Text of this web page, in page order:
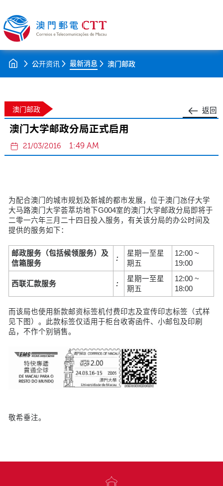
公开资讯 最新消息 澳门邮政
返回
澳门邮政
澳门大学邮政分局正式启用
21/03/2016 1:49 AM
为配合澳门的城市规划及新城的都市发展，位于澳门氹仔大学
大马路澳门大学荟萃坊地下G004室的澳门大学邮政分局即将于
二零一六年三月二十四日投入服务，有关该分局的办公时间及
提供的服务如下：
邮政服务（包括候领服务）及
信箱服务
:
星期一至星
期五
12:00 ~
19:00
西联汇款服务 :
星期一至星
期五
12:00 ~
18:00
而该局也使用新款邮资标签机付费印志及宣传印志标签（式样
见下图）。此款标签仅适用于柜台收寄函件、小邮包及印刷
品，不作个别销售。
敬希垂注。